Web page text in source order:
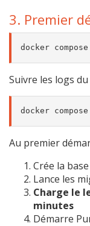
3. Premier
Suivre les logs
Au premier
Crée la base
Lance les
Charge le
minutes
Démarre